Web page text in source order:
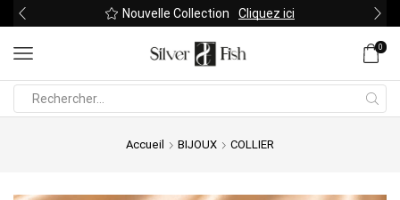
Nouvelle Collection Cliquez ici
0
Accueil BIJOUX COLLIER